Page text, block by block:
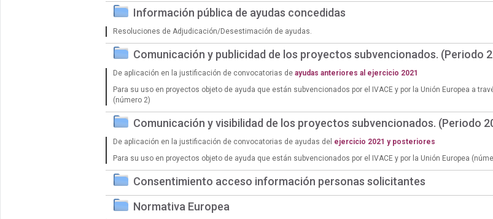
Información pública de ayudas concedidas
Resoluciones de Adjudicación/Desestimación de ayudas.
Comunicación y publicidad de los proyectos subvencionados. (Periodo
De aplicación en la justificación de convocatorias de ayudas anteriores al ejercicio 2021
Para su uso en proyectos objeto de ayuda que están subvencionados por el IVACE y por la Unión Europea a
(número 2)
Comunicación y visibilidad de los proyectos subvencionados. (Periodo
De aplicación en la justificación de convocatorias de ayudas del ejercicio 2021 y posteriores
Para su uso en proyectos objeto de ayuda que están subvencionados por el IVACE y por la Unión Europea
Consentimiento acceso información personas solicitantes
Normativa Europea